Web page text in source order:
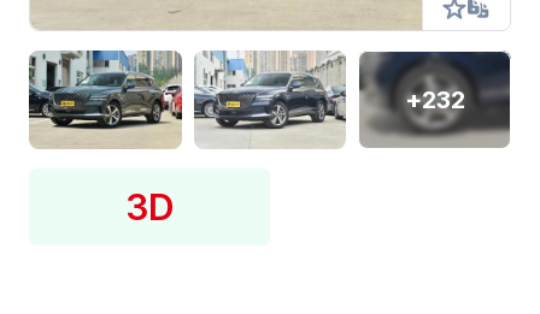
+232
3D